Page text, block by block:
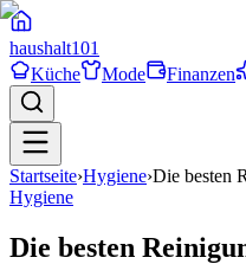
haushalt101
Küche
Mode Finanzen
Startseite›Hygiene›Die besten
Hygiene
Die besten